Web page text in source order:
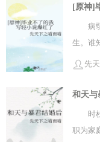
[原神]
病
生。谁
她只
风纪官
纳里
尔海
先
和天与
时
职为家